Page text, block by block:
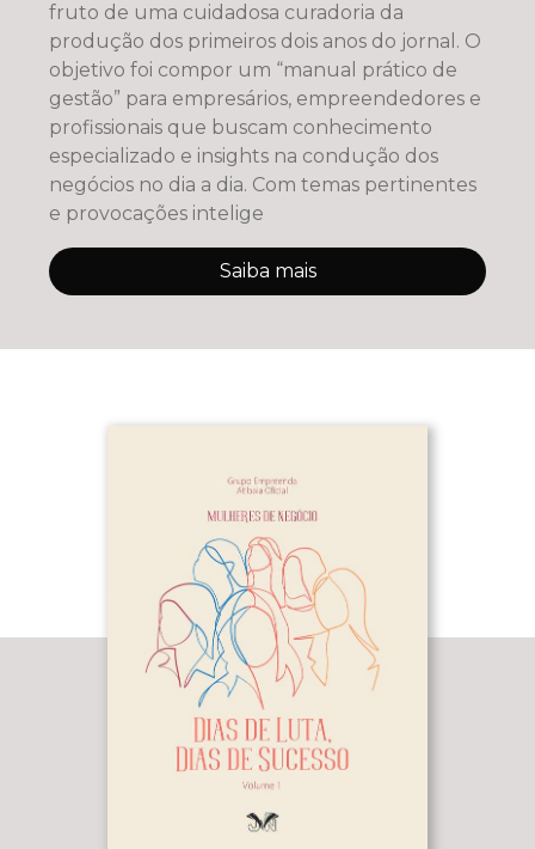
fruto de uma cuidadosa curadoria da
produção dos primeiros dois anos do jornal. O
objetivo foi compor um “manual prático de
gestão” para empresários, empreendedores e
profissionais que buscam conhecimento
especializado e insights na condução dos
negócios no dia a dia. Com temas pertinentes
e provocações intelige
Saiba mais